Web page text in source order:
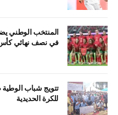
المنتخب الوطني
في نصف نهائي كأس
تتويج شباب الوطية
للكرة الحديدية